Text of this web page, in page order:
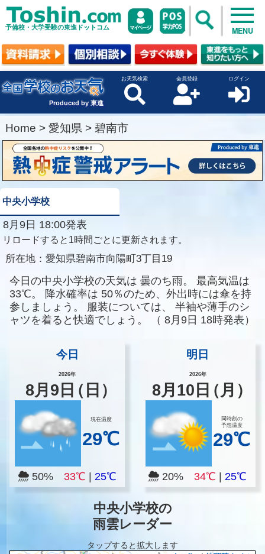
予備校・大学受験の東進ドットコム MENU
Produced by 東進
お天気検索 会員登録 ログイン
Home > 愛知県 > 碧南市
中央小学校
8月9日 18:00発表
リロードすると1時間ごとに更新されます。
所在地： 愛知県碧南市向陽町3丁目19
今日の中央小学校の天気は 曇のち雨。
最高気温は
33℃。
降水確率は 50％のため、外出時には傘を持
参しましょう。
服装については、
半袖や薄手のシ
ャツを着ると快適でしょう。
（ 8月9日 18時発表）
今日
2026年
8月 9 日（日）
現在温度
29℃
50% 33℃ 25℃
明日
2026年
8月 10 日（月）
同時刻の
予想温度
29℃
20% 34℃ |25℃
中央小学校の
雨雲レーダー
タップすると拡大します